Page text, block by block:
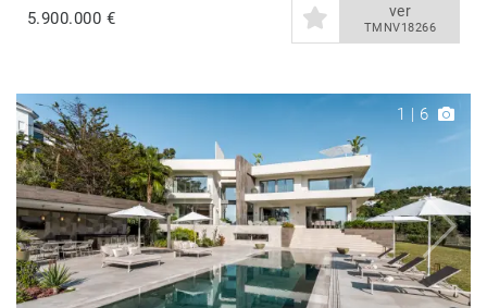
5.900.000 € ver
TMNV18266
1 | 6